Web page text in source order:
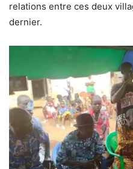
relations entre ces deux
dernier.